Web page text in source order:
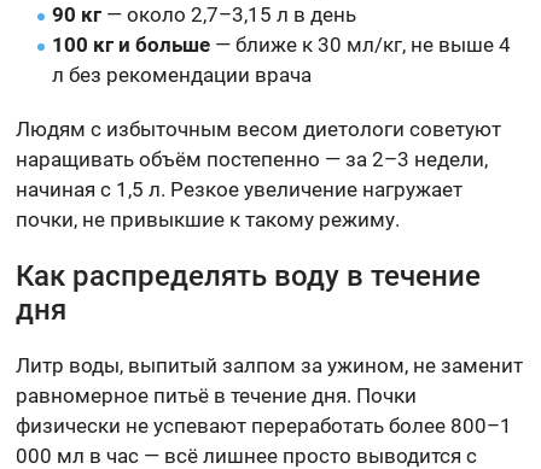
90 кг — около 2,7–3,15 л в день
100 кг и больше — ближе к 30 мл/кг, не выше 4
л без рекомендации врача
Людям с избыточным весом диетологи советуют
наращивать объём постепенно — за 2–3 недели,
начиная с 1,5 л. Резкое увеличение нагружает
почки, не привыкшие к такому режиму.
Как распределять воду в течение
дня
Литр воды, выпитый залпом за ужином, не заменит
равномерное питьё в течение дня. Почки
физически не успевают переработать более 800–1
000 мл в час — всё лишнее просто выводится с